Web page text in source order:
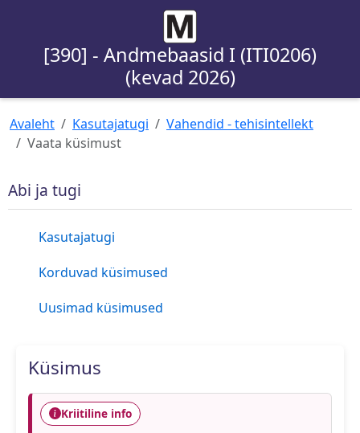
[390] - Andmebaasid I (ITI0206)
(kevad 2026)
Avaleht Kasutajatugi
Vahendid - tehisintellekt
Vaata küsimust
Abi ja tugi
Kasutajatugi
Korduvad küsimused
Uusimad küsimused
Küsimus
Kriitiline info